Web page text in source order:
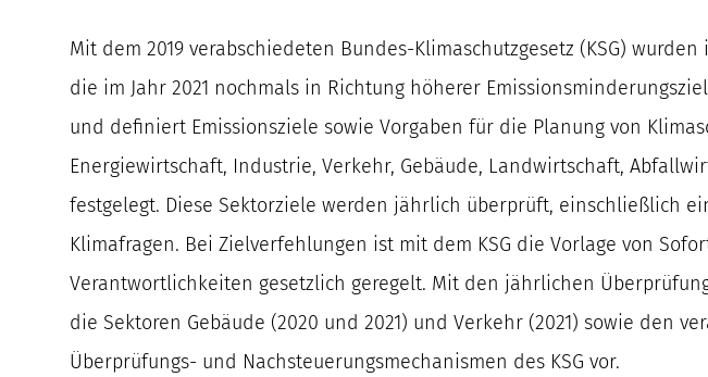
Mit dem 2019 verabschiedeten Bundes-Klimaschutzgesetz (KSG)
die im Jahr 2021 nochmals in Richtung höherer
und definiert Emissionsziele sowie Vorgaben für die Planung von
Energiewirtschaft, Industrie, Verkehr, Gebäude, Landwirtschaft,
festgelegt. Diese Sektorziele werden jährlich überprüft, einschließlich
Klimafragen. Bei Zielverfehlungen ist mit dem KSG die Vorlage von
Verantwortlichkeiten gesetzlich geregelt. Mit den jährlichen
die Sektoren Gebäude (2020 und 2021) und Verkehr (2021) sowie den
Überprüfungs- und Nachsteuerungsmechanismen des KSG vor.